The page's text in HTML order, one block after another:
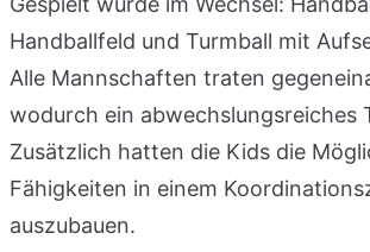
Handballfeld und Turmball mit
Alle Mannschaften traten
wodurch ein abwechslungsreiches
Zusätzlich hatten die Kids die
Fähigkeiten in einem
auszubauen.